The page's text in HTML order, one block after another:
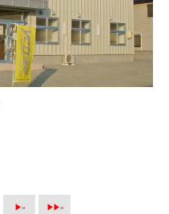
▶ » ▶▶ »